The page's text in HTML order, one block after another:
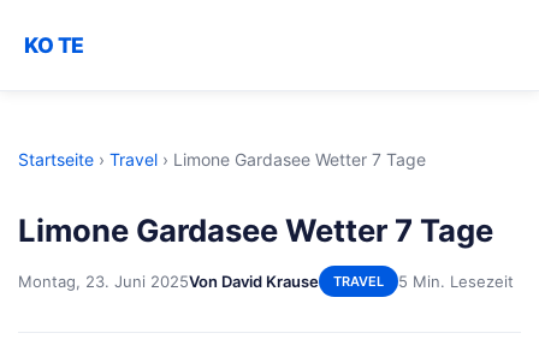
KO TE
Startseite › Travel › Limone Gardasee Wetter 7 Tage
Limone Gardasee Wetter 7 Tage
Montag, 23. Juni 2025Von David Krause TRAVEL 5 Min. Lesezeit